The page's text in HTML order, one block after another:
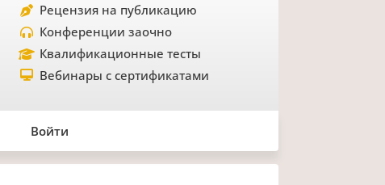
Рецензия на публикацию
Конференции заочно
Квалификационные тесты
Вебинары с сертификатами
Войти